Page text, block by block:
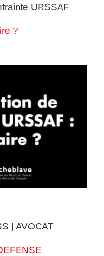
URSSAF
?
| AVOCAT